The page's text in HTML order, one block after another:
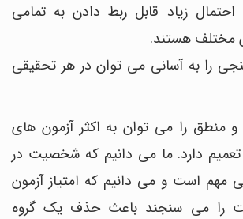
احتمال زیاد قابل ربط دادن به تمامی
هستند.
را به آسانی می توان در هر تحقیقی
منطق را می توان به اکثر آزمون های
دارد. ما می دانیم که شخصیت در
مهم است و می دانیم که امتیاز آزمون
را می سنجند باعث حذف یک گروه